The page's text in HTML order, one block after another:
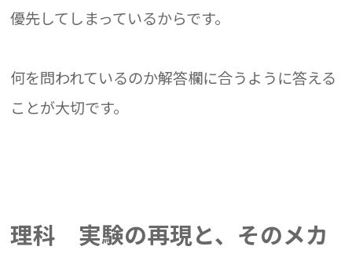
優先してしまっているからです。
何を問われているのか解答欄に合うように答える
ことが大切です。
理科 実験の再現と、そのメカ